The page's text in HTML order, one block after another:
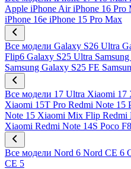
Apple iPhone Air iPhone 16 Pro
iPhone 16e iPhone 15 Pro Max
Все модели Galaxy S26 Ultra
Flip6 Galaxy S25 Ultra
Samsung Galaxy S25 FE
Все модели 17 Ultra Xiaomi 17
Xiaomi 15T Pro Redmi Note 15
Note 15 Xiaomi Mix Flip Redmi
Xiaomi Redmi Note 14S Poco
Все модели Nord 6 Nord CE 6
CE 5